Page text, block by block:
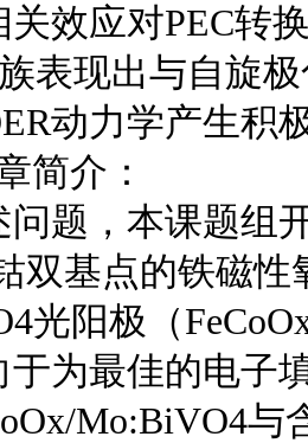
关效应对PEC转
表现出与自旋
动力学产生积
简介：
问题，本课题组
双基点的铁磁性
光阳极（
于为最佳的电子
Mo:BiVO4